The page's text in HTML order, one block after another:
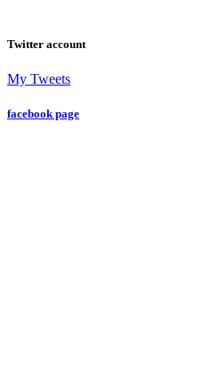
Twitter account
My Tweets
facebook page